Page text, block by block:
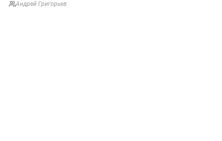
Андрей Григорьев